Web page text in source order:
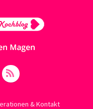
& Kontakt